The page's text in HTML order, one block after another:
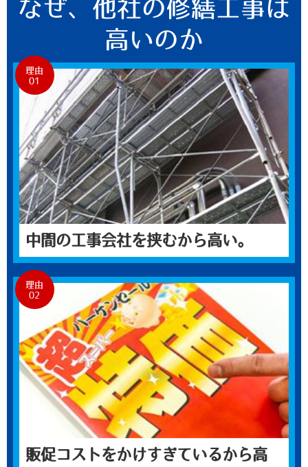
なぜ、他社の修繕工事は
高いのか
理由
01
中間の工事会社を挟むから高い。
理由
02
販促コストをかけすぎているから高